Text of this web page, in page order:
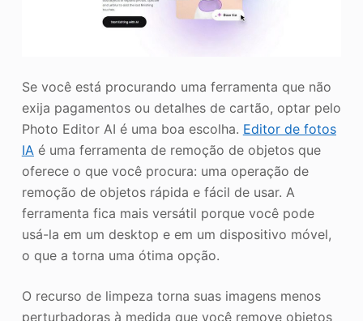
Se você está procurando uma ferramenta que não
exija pagamentos ou detalhes de cartão, optar pelo
Photo Editor AI é uma boa escolha. Editor de fotos
IA é uma ferramenta de remoção de objetos que
oferece o que você procura: uma operação de
remoção de objetos rápida e fácil de usar. A
ferramenta fica mais versátil porque você pode
usá-la em um desktop e em um dispositivo móvel,
o que a torna uma ótima opção.
O recurso de limpeza torna suas imagens menos
perturbadoras à medida que você remove objetos